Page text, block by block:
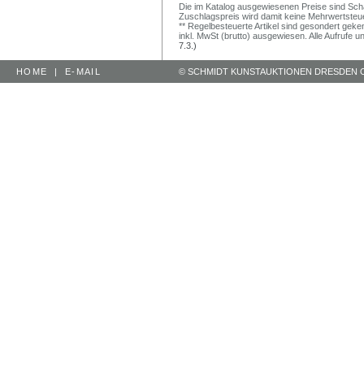
Die im Katalog ausgewiesenen Preise sind
Zuschlagspreis wird damit keine
** Regelbesteuerte Artikel sind gesondert
inkl. MwSt (brutto) ausgewiesen. Alle Aufrufe
7.3.)
HOME | E-MAIL © SCHMIDT KUNSTAUKTIONEN DRESDEN